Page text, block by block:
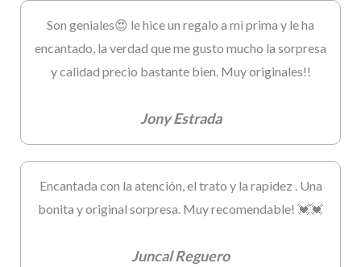
Son geniales😍 le hice un regalo a mi prima y le ha
encantado, la verdad que me gusto mucho la sorpresa
y calidad precio bastante bien. Muy originales!!
Jony Estrada
Encantada con la atención, el trato y la rapidez . Una
bonita y original sorpresa. Muy recomendable! 💓💓
Juncal Reguero